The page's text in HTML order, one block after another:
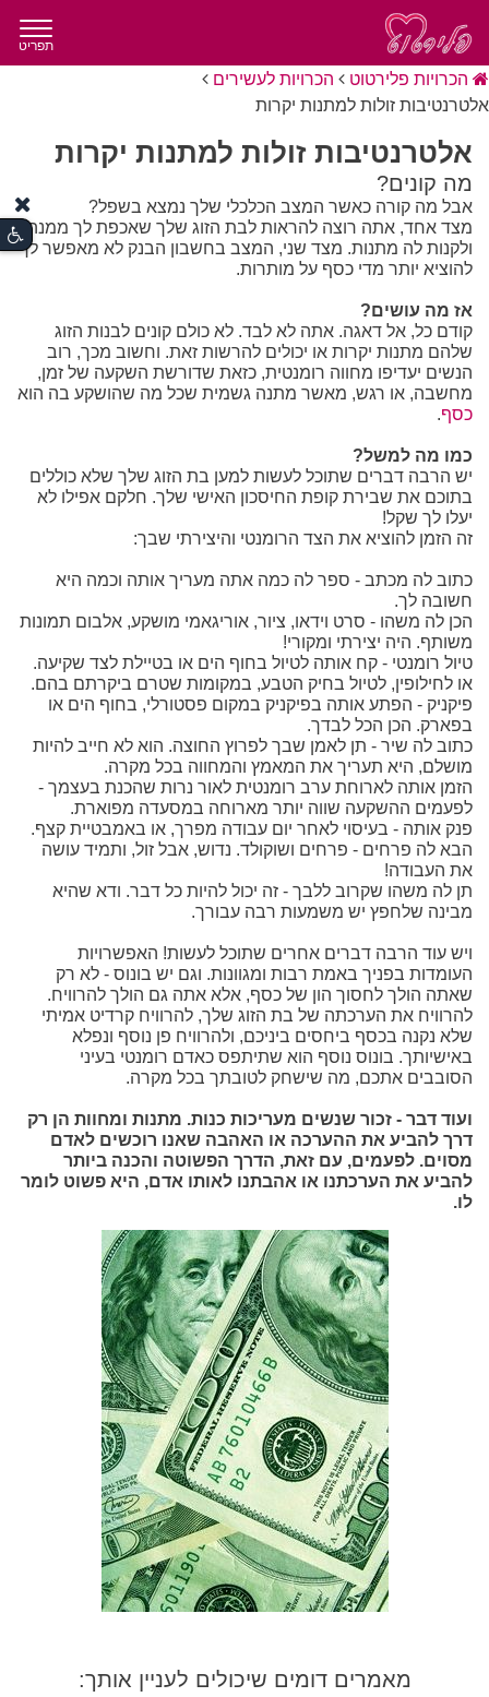
תפריט
הכרויות פלירטוט
הכרויות לעשירים
אלטרנטיבות זולות למתנות יקרות
אלטרנטיבות זולות למתנות יקרות
מה קונים?
אבל מה קורה כאשר המצב הכלכלי שלך נמצא בשפל?
מצד אחד, אתה רוצה להראות לבת הזוג שלך שאכפת לך ממנה,
ולקנות לה מתנות. מצד שני, המצב בחשבון הבנק לא מאפשר לך
להוציא יותר מדי כסף על מותרות.
אז מה עושים?
קודם כל, אל דאגה. אתה לא לבד. לא כולם קונים לבנות הזוג
שלהם מתנות יקרות או יכולים להרשות זאת. וחשוב מכך, רוב
הנשים יעדיפו מחווה רומנטית, כזאת שדורשת השקעה של זמן,
מחשבה, או רגש, מאשר מתנה גשמית שכל מה שהושקע בה הוא
כסף.
כמו מה למשל?
יש הרבה דברים שתוכל לעשות למען בת הזוג שלך שלא כוללים
בתוכם את שבירת קופת החיסכון האישי שלך. חלקם אפילו לא
יעלו לך שקל!
זה הזמן להוציא את הצד הרומנטי והיצירתי שבך:
כתוב לה מכתב - ספר לה כמה אתה מעריך אותה וכמה היא
חשובה לך.
הכן לה משהו - סרט וידאו, ציור, אוריגאמי מושקע, אלבום תמונות
משותף. היה יצירתי ומקורי!
טיול רומנטי - קח אותה לטיול בחוף הים או בטיילת לצד שקיעה.
או לחילופין, לטיול בחיק הטבע, במקומות שטרם ביקרתם בהם.
פיקניק - הפתע אותה בפיקניק במקום פסטורלי, בחוף הים או
בפארק. הכן הכל לבדך.
כתוב לה שיר - תן לאמן שבך לפרוץ החוצה. הוא לא חייב להיות
מושלם, היא תעריך את המאמץ והמחווה בכל מקרה.
הזמן אותה לארוחת ערב רומנטית לאור נרות שהכנת בעצמך -
לפעמים ההשקעה שווה יותר מארוחה במסעדה מפוארת.
פנק אותה - בעיסוי לאחר יום עבודה מפרך, או באמבטיית קצף.
הבא לה פרחים - פרחים ושוקולד. נדוש, אבל זול, ותמיד עושה
את העבודה!
תן לה משהו שקרוב ללבך - זה יכול להיות כל דבר. ודא שהיא
מבינה שלחפץ יש משמעות רבה עבורך.
ויש עוד הרבה דברים אחרים שתוכל לעשות! האפשרויות
העומדות בפניך באמת רבות ומגוונות. וגם יש בונוס - לא רק
שאתה הולך לחסוך הון של כסף, אלא אתה גם הולך להרוויח.
להרוויח את הערכתה של בת הזוג שלך, להרוויח קרדיט אמיתי
שלא נקנה בכסף ביחסים ביניכם, ולהרוויח פן נוסף ונפלא
באישיותך. בונוס נוסף הוא שתיתפס כאדם רומנטי בעיני
הסובבים אתכם, מה שישחק לטובתך בכל מקרה.
ועוד דבר - זכור שנשים מעריכות כנות. מתנות ומחוות הן רק
דרך להביע את ההערכה או האהבה שאנו רוכשים לאדם
מסוים. לפעמים, עם זאת, הדרך הפשוטה והכנה ביותר
להביע את הערכתנו או אהבתנו לאותו אדם, היא פשוט לומר
לו.
מאמרים דומים שיכולים לעניין אותך: